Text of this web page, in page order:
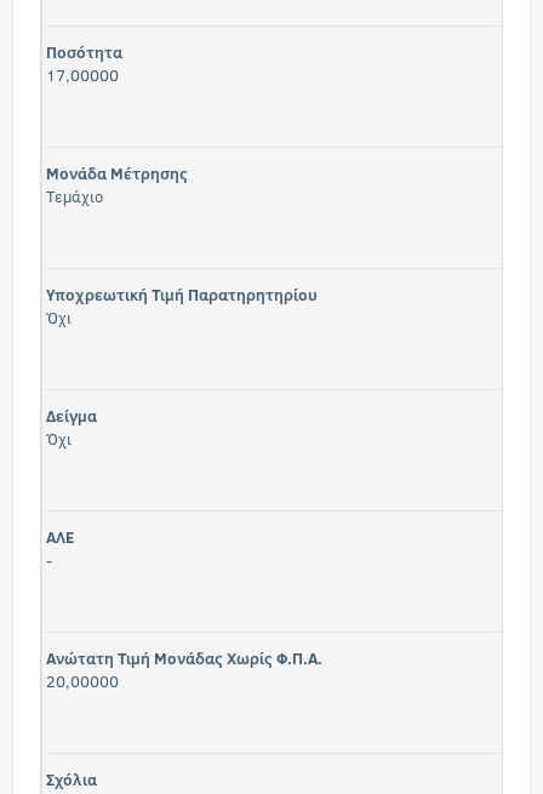
Ποσότητα
17,00000
Μονάδα Μέτρησης
Τεμάχιο
Υποχρεωτική Τιμή Παρατηρητηρίου
Όχι
Δείγμα
Όχι
ΑΛΕ
-
Ανώτατη Τιμή Μονάδας Χωρίς Φ.Π.Α.
20,00000
Σχόλια